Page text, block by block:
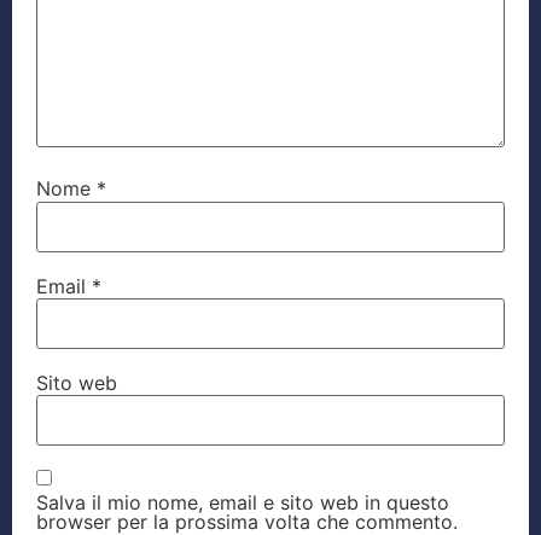
Nome *
Email *
Sito web
Salva il mio nome, email e sito web in questo
browser per la prossima volta che commento.